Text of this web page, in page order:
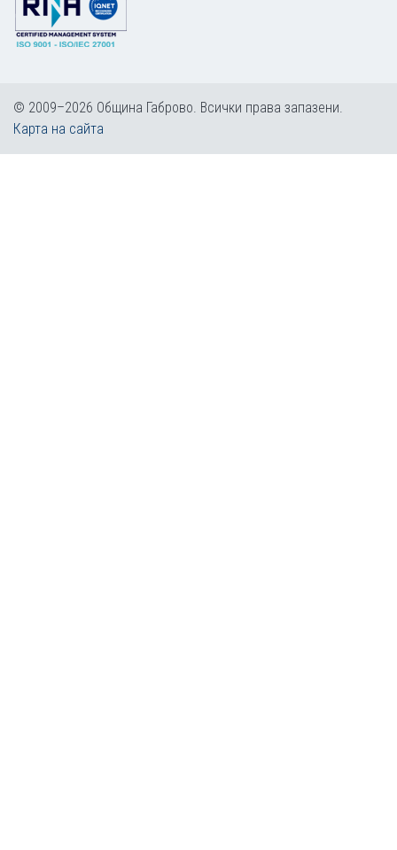
© 2009–2026 Община Габрово. Всички права запазени.
Карта на сайта